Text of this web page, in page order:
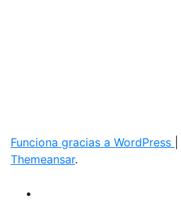
Funciona gracias a WordPress
Themeansar.